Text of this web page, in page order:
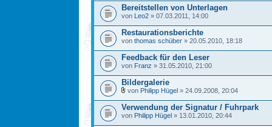
Bereitstellen von Unterlagen
von Leo2 » 07.03.2011, 14:00
Restaurationsberichte
von thomas schüber » 20.05.2010, 18:18
Feedback für den Leser
von Franz » 31.05.2010, 21:00
Bildergalerie
von Philipp Hügel » 24.09.2008, 20:04
Verwendung der Signatur / Fuhrpark
von Philipp Hügel » 13.01.2010, 20:44